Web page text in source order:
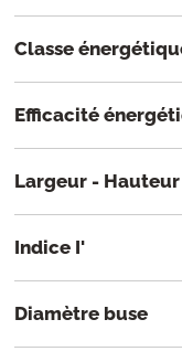
Classe
Efficacité
Largeur -
Indice I'
Diamètre buse